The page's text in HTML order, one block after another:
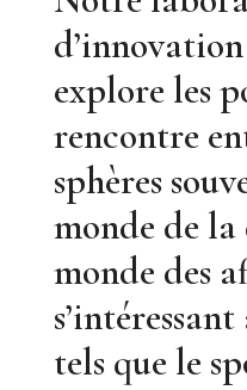
explore les
rencontre
sphères
monde de la
monde des
tels que le